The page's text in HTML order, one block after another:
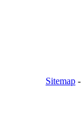
Sitemap -